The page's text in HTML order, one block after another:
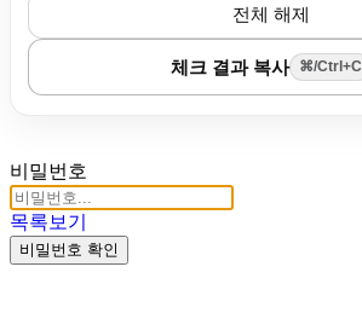
전체 해제
체크 결과 복사 ⌘/Ctrl+C
비밀번호
목록보기
비밀번호 확인